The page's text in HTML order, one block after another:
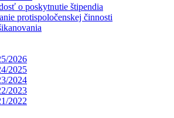
o poskytnutie štipendia
protispoločenskej činnosti
2026
2025
2024
2023
2022